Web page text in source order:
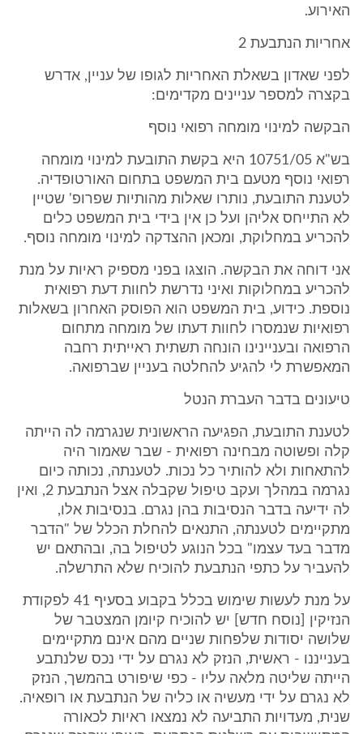
האירוע.
אחריות הנתבעת 2
לפני שאדון בשאלת האחריות לגופו של עניין, אדרש
בקצרה למספר עניינים מקדימים:
הבקשה למינוי מומחה רפואי נוסף
בש"א 10751/05 היא בקשת התובעת למינוי מומחה
רפואי נוסף מטעם בית המשפט בתחום האורטופדיה.
לטענת התובעת, נותרו שאלות מהותיות שפרופ' שטיין
לא התייחס אליהן ועל כן אין בידי בית המשפט כלים
להכריע במחלוקת, ומכאן ההצדקה למינוי מומחה נוסף.
אני דוחה את הבקשה. הוצגו בפני מספיק ראיות על מנת
להכריע במחלוקות ואיני נדרשת לחוות דעת רפואית
נוספת. כידוע, בית המשפט הוא הפוסק האחרון בשאלות
רפואיות שנמסרו לחוות דעתו של מומחה מתחום
הרפואה ובעניינינו הונחה תשתית ראייתית רחבה
המאפשרת לי להגיע להחלטה בעניין שברפואה.
טיעונים בדבר העברת הנטל
לטענת התובעת, הפגיעה הראשונית שנגרמה לה הייתה
קלה ופשוטה מבחינה רפואית - שבר שאמור היה
להתאחות ולא להותיר כל נכות. לטענתה, נכותה כיום
נגרמה במהלך ועקב טיפול שקבלה אצל הנתבעת 2, ואין
לה ידיעה בדבר הנסיבות בהן נגרם. בנסיבות אלו,
מתקיימים לטענתה, התנאים להחלת הכלל של "הדבר
מדבר בעד עצמו" בכל הנוגע לטיפול בה, ובהתאם יש
להעביר על כתפי הנתבעת להוכיח שלא התרשלה.
על מנת לעשות שימוש בכלל בקבוע בסעיף 41 לפקודת
הנזיקין [נוסח חדש] יש להוכיח קיומן המצטבר של
שלושה יסודות שלפחות שניים מהם אינם מתקיימים
בענייננו - ראשית, הנזק לא נגרם על ידי נכס שלנתבע
הייתה שליטה מלאה עליו - כפי שיפורט בהמשך, הנזק
לא נגרם על ידי מעשיה או כליה של הנתבעת או רופאיה.
שנית, מעדויות התביעה לא נמצאו ראיות לכאורה